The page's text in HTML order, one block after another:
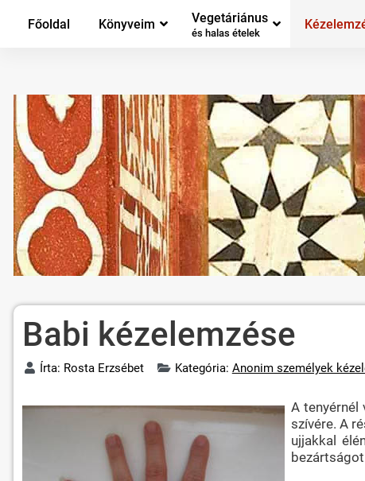
Főoldal Könyveim Vegetáriánus
és halas ételek
Babi kézelemzése
Írta: Rosta Erzsébet Kategória: Anonim személyek
A tenyérnél
szívére. A
ujjakkal